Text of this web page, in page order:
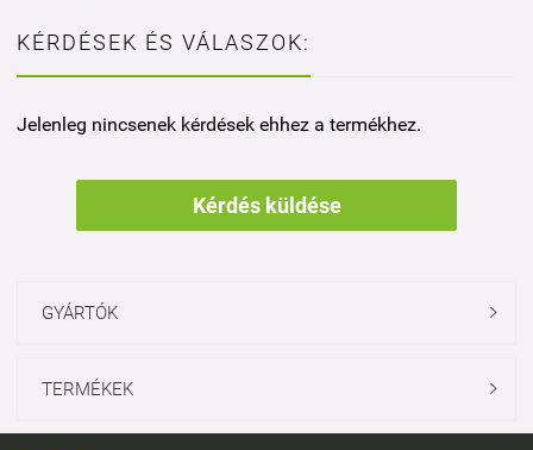
KÉRDÉSEK ÉS VÁLASZOK:
Jelenleg nincsenek kérdések ehhez a termékhez.
Kérdés küldése
GYÁRTÓK 
TERMÉKEK 